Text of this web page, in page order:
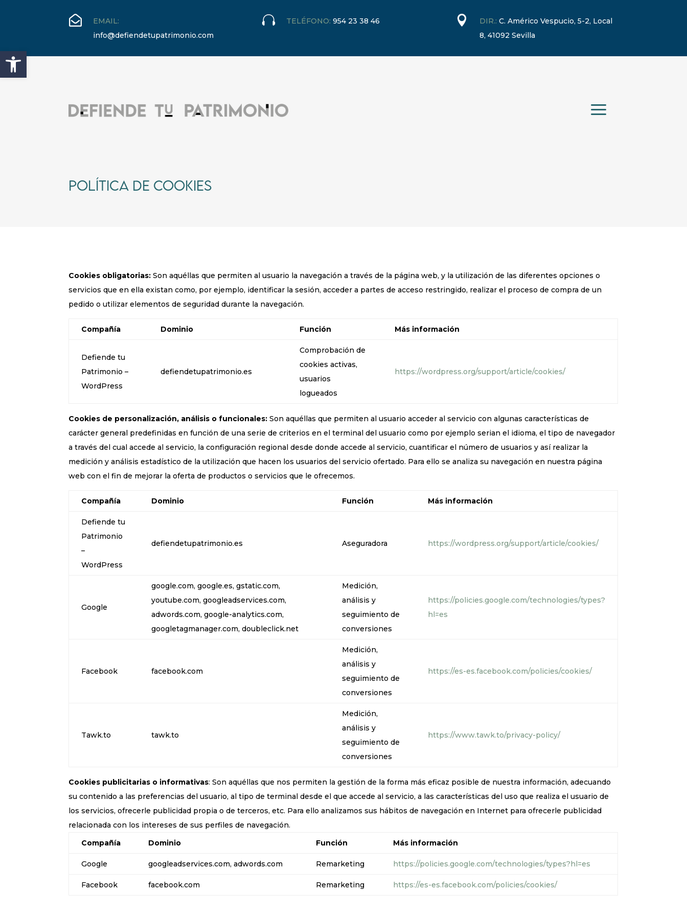
Abrir barra de herramientas

EMAIL:
info@defiendetupatrimonio.com
 TELÉFONO: 954 23 38 46  DIR.:C. Américo Vespucio, 5-2, Local
8, 41092 Sevilla
a
Política de Cookies
Cookies obligatorias: Son aquéllas que permiten al usuario la navegación a través de la página web, y la utilización de las diferentes opciones o
servicios que en ella existan como, por ejemplo, identificar la sesión, acceder a partes de acceso restringido, realizar el proceso de compra de un
pedido o utilizar elementos de seguridad durante la navegación.
Compañía Dominio Función Más información
Defiende tu
Patrimonio –
WordPress
defiendetupatrimonio.es
Comprobación de
cookies activas,
usuarios
logueados
https://wordpress.org/support/article/cookies/
Cookies de personalización, análisis o funcionales: Son aquéllas que permiten al usuario acceder al servicio con algunas características de
carácter general predefinidas en función de una serie de criterios en el terminal del usuario como por ejemplo serian el idioma, el tipo de navegador
a través del cual accede al servicio, la configuración regional desde donde accede al servicio, cuantificar el número de usuarios y así realizar la
medición y análisis estadístico de la utilización que hacen los usuarios del servicio ofertado. Para ello se analiza su navegación en nuestra página
web con el fin de mejorar la oferta de productos o servicios que le ofrecemos.
Compañía Dominio Función Más información
Defiende tu
Patrimonio
–
WordPress
defiendetupatrimonio.es Aseguradora https://wordpress.org/support/article/cookies/
Google
google.com, google.es, gstatic.com,
youtube.com, googleadservices.com,
adwords.com, google-analytics.com,
googletagmanager.com, doubleclick.net
Medición,
análisis y
seguimiento de
conversiones
https://policies.google.com/technologies/types?
hl=es
Facebook facebook.com
Medición,
análisis y
seguimiento de
conversiones
https://es-es.facebook.com/policies/cookies/
Tawk.to tawk.to
Medición,
análisis y
seguimiento de
conversiones
https://www.tawk.to/privacy-policy/
Cookies publicitarias o informativas: Son aquéllas que nos permiten la gestión de la forma más eficaz posible de nuestra información, adecuando
su contenido a las preferencias del usuario, al tipo de terminal desde el que accede al servicio, a las características del uso que realiza el usuario de
los servicios, ofrecerle publicidad propia o de terceros, etc. Para ello analizamos sus hábitos de navegación en Internet para ofrecerle publicidad
relacionada con los intereses de sus perfiles de navegación.
Compañía
Dominio Función Más información
Google googleadservices.com, adwords.com Remarketing https://policies.google.com/technologies/types?hl=es
Facebook facebook.com Remarketing https://es-es.facebook.com/policies/cookies/